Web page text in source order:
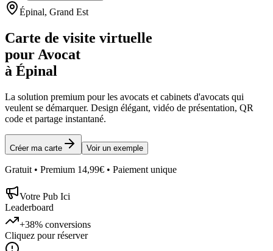
Épinal, Grand Est
Carte de visite virtuelle
pour Avocat
à Épinal
La solution premium pour les avocats et cabinets d'avocats qui
veulent se démarquer. Design élégant, vidéo de présentation, QR
code et partage instantané.
Créer ma carte Voir un exemple
Gratuit • Premium 14,99€ • Paiement unique
Votre Pub Ici
Leaderboard
+38% conversions
Cliquez pour réserver